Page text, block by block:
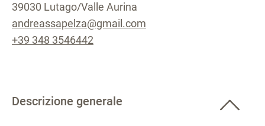
39030 Lutago/Valle Aurina
andreassapelza@gmail.com
+39 348 3546442
Descrizione generale